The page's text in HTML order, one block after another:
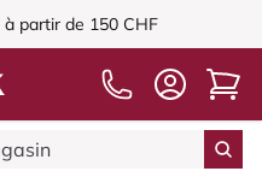
à partir de 150 CHF